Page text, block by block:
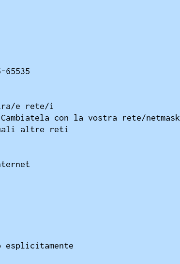
e rete/i
con la vostra rete/netmask
altre reti
esplicitamente